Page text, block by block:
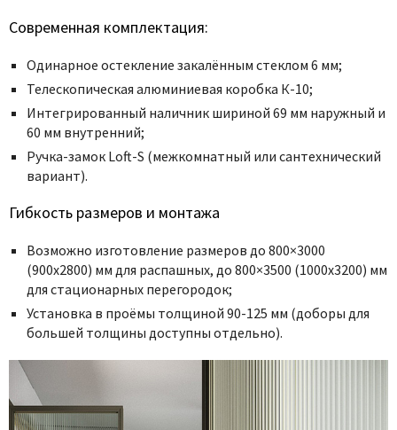
Современная комплектация:
Одинарное остекление закалённым стеклом 6 мм;
Телескопическая алюминиевая коробка К-10;
Интегрированный наличник шириной 69 мм наружный и
60 мм внутренний;
Ручка-замок Loft-S (межкомнатный или сантехнический
вариант).
Гибкость размеров и монтажа
Возможно изготовление размеров до 800×3000
(900х2800) мм для распашных, до 800×3500 (1000х3200) мм
для стационарных перегородок;
Установка в проёмы толщиной 90-125 мм (доборы для
большей толщины доступны отдельно).